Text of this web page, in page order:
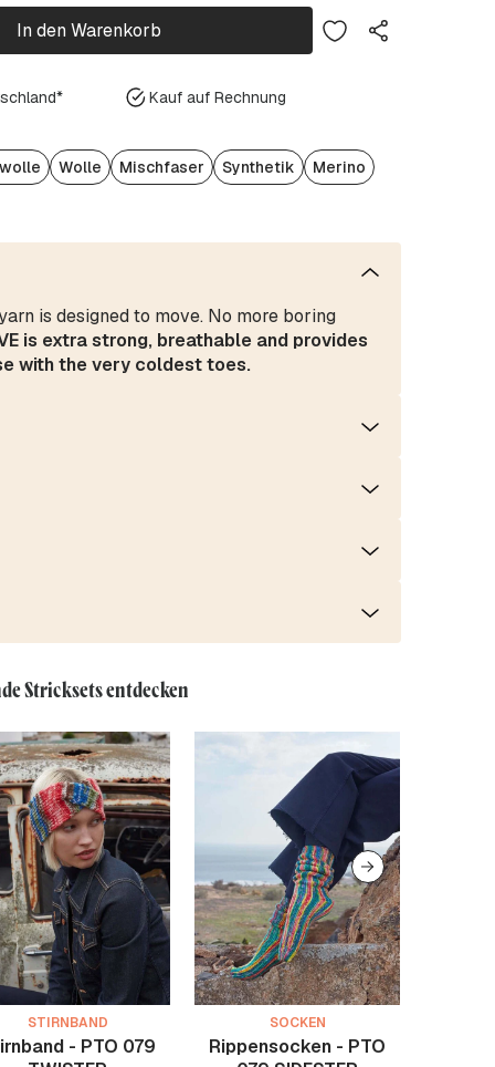
In den Warenkorb
Kauf auf Rechnung
Wolle Mischfaser Synthetik
Merino
is designed to move. No more boring
is extra strong, breathable and provides
with the very coldest toes.
Stricksets entdecken
STIRNBAND
- PTO 079
SOCKEN
Rippensocken - PTO